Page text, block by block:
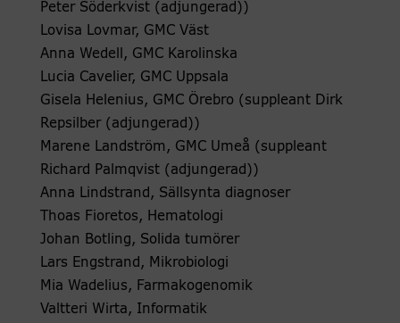
Peter Söderkvist (adjungerad))
Lovisa Lovmar, GMC Väst
Anna Wedell, GMC Karolinska
Lucia Cavelier, GMC Uppsala
Gisela Helenius, GMC Örebro (suppleant Dirk
Repsilber (adjungerad))
Marene Landström, GMC Umeå (suppleant
Richard Palmqvist (adjungerad))
Anna Lindstrand, Sällsynta diagnoser
Thoas Fioretos, Hematologi
Johan Botling, Solida tumörer
Lars Engstrand, Mikrobiologi
Mia Wadelius, Farmakogenomik
Valtteri Wirta, Informatik